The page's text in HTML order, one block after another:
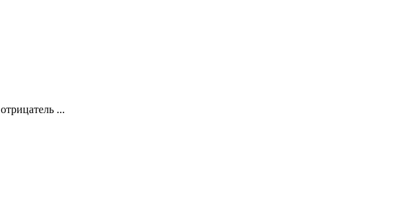
...